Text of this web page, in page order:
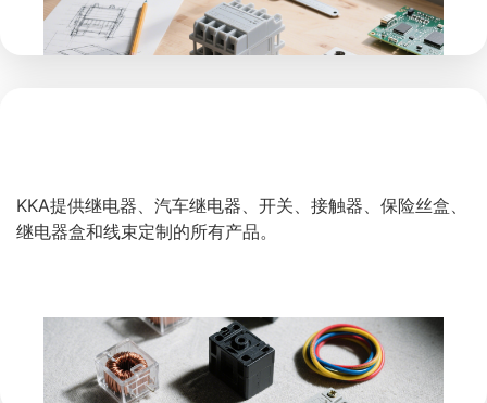
KKA提供继电器、汽车继电器、开关、接触器、保险丝盒、
继电器盒和线束定制的所有产品。